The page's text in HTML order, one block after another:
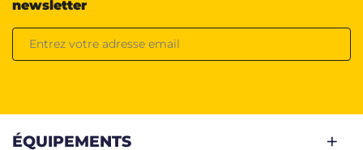
newsletter
ÉQUIPEMENTS